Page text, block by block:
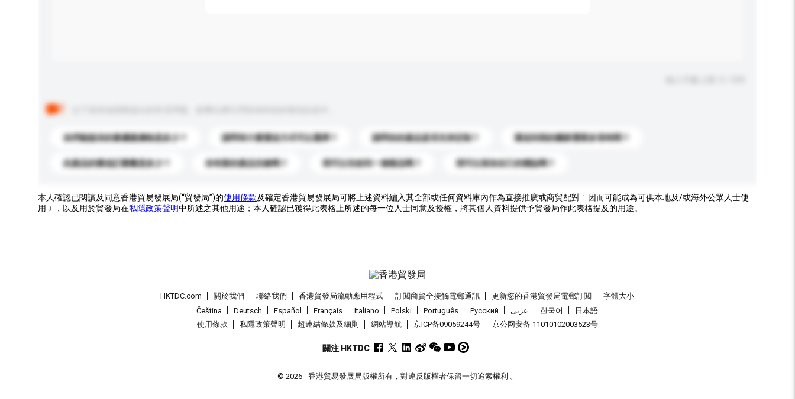
你們能提供的最優惠價格是多少？ 請問有什麼運送方式可以選擇？ 請問你的產品是否支持定制？ 運送到我的國家需要多長時間？
此產品的最低訂購量是多少？ 你有新的產品目錄嗎？ 我可以先收到一個樣品嗎？ 我可以添加自己的標誌嗎？
本人確認已閱讀及同意香港貿易發展局(“貿發局”)的使用條款及確定香港貿易發展局可將上述資料編入其全部或任何資料庫內作為直接推廣或商貿配對﹝因而可能成為可供本地及/或海外公眾人士使
用﹞，以及用於貿發局在私隱政策聲明中所述之其他用途；本人確認已獲得此表格上所述的每一位人士同意及授權，將其個人資料提供予貿發局作此表格提及的用途。
HKTDC.com 關於我們 聯絡我們 香港貿發局流動應用程式 訂閱商貿全接觸電郵通訊 更新您的香港貿發局電郵訂閱
字體大小
Čeština
Deutsch Español Français Italiano Polski Português Pусский عربى 한국어
日本語
使用條款
私隱政策聲明 超連結條款及細則 網站導航 京ICP备09059244号 京公网安备 11010102003523号
關注 HKTDC
© 2026 香港貿易發展局版權所有，對違反版權者保留一切追索權利 。